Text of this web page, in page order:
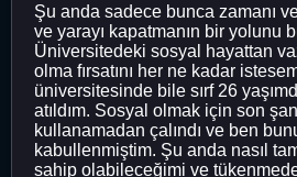
Şu anda sadece bunca zamanı
ve yarayı kapatmanın bir yolunu
Üniversitedeki sosyal hayattan
olma fırsatını her ne kadar
üniversitesinde bile sırf 26
atıldım. Sosyal olmak için son
kullanamadan çalındı ​​ve ben
kabullenmiştim. Şu anda nasıl
sahip olabileceğimi ve